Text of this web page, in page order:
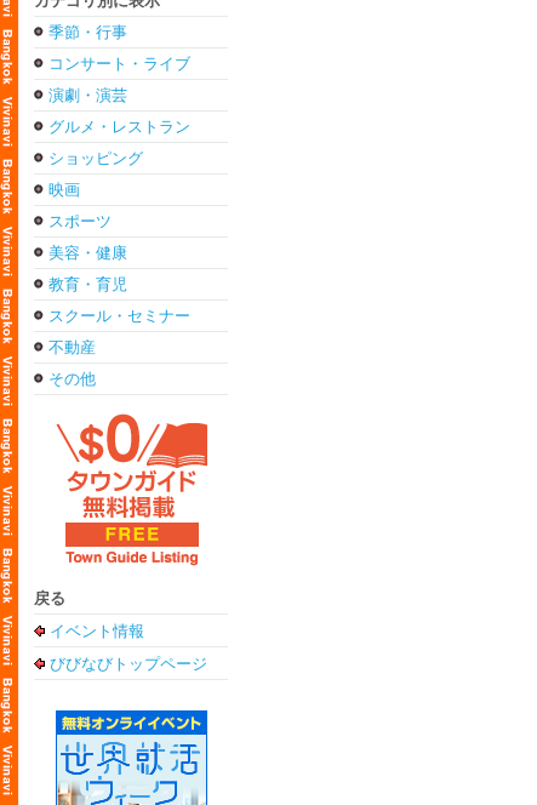
季節・行事
コンサート・ライブ
演劇・演芸
グルメ・レストラン
ショッピング
映画
スポーツ
美容・健康
教育・育児
スクール・セミナー
不動産
その他
戻る
イベント情報
びびなびトップページ